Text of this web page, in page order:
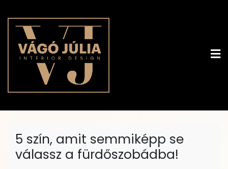
to
content
vagojulia.hu
5 szín, amit semmiképp se
válassz a fürdőszobádba!